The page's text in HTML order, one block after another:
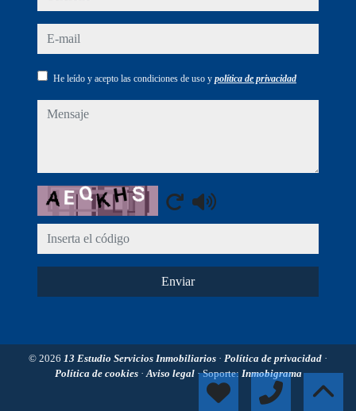
e-mail
He leído y acepto las condiciones de uso y política de privacidad
mensaje
Captcha
Enviar
© 2026 13 Estudio Servicios Inmobiliarios · Política de privacidad ·
Política de cookies ·Aviso legal · Soporte: Inmobigrama